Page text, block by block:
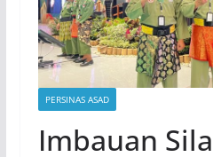
PERSINAS ASAD
Imbauan